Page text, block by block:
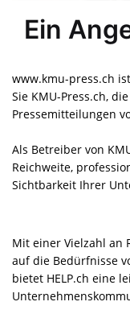
Ein
www.kmu-press.ch
Sie KMU-Press.ch,
Pressemitteilungen
Als Betreiber von
Reichweite,
Sichtbarkeit Ihrer
Mit einer Vielzahl an
auf die Bedürfnisse
bietet HELP.ch eine